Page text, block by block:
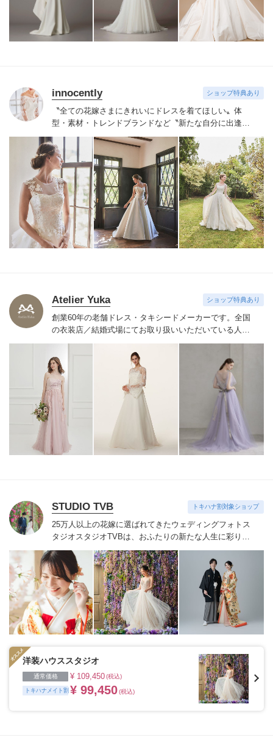
innocently ショップ特典あり
〝全ての花嫁さまにきれいにドレスを着てほしい〟 体
型・素材・トレンドブランドなど〝新たな自分に出逢え
る〟幅広いラインナップが揃うinnocently。
素材・デザイ
ンにこだわったオリジナルドレスは3～23号まで展開。
国内外の有名デザイナーズドレスも多数取扱っており、
NYやミラノ・バルセロナからセレクトされたインポート
ドレスは全て日本人花嫁向けにサイズ調整。さらに和装
は1903年創業からの伝統を受け継がれている厳選された
お着物や現代の薫りをちりばめた艶やかなコレクショ
ン。すべての花嫁さまへ後悔しないお衣裳選びをお手伝
いさせて頂きます。
Atelier Yuka ショップ特典あり
創業60年の老舗ドレス・タキシードメーカーです。 全国
の衣装店／結婚式場にてお取り扱いいただいている人気
ドレスをどれでもお好きに選んで新郎新婦に直接お貸出
STUDIO TVB トキハナ割対象ショップ
25万人以上の花嫁に選ばれてきたウェディングフォトス
タジオスタジオTVBは、おふたりの新たな人生に彩りを
添える“最高のウェディングフォト”のお手伝いをさせて
いただきます。1枚の写真のチカラを信じて
洋装ハウススタジオ
通常価格 ¥ 109,450(税込)
トキハナメイト割 ¥ 99,450(税込)